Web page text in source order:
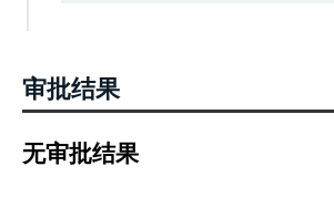
审批结果
无审批结果